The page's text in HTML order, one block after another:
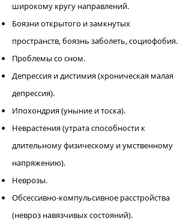
широкому кругу направлений.
​Боязни открытого и замкнутых
пространств, боязнь заболеть, социофобия.
Проблемы со сном.
Депрессия и дистимия (хроническая малая
депрессия).
Ипохондрия (уныние и тоска).
Неврастения (утрата способности к
длительному физическому и умственному
напряжению).
Неврозы.
Обсессивно-компульсивное расстройства
(невроз навязчивых состояний).